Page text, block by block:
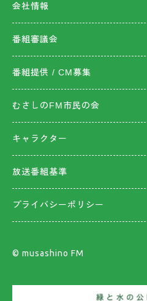
会社情報
番組審議会
番組提供 / CM募集
むさしのFM市民の会
キャラクター
放送番組基準
プライバシーポリシー
©︎ musashino FM